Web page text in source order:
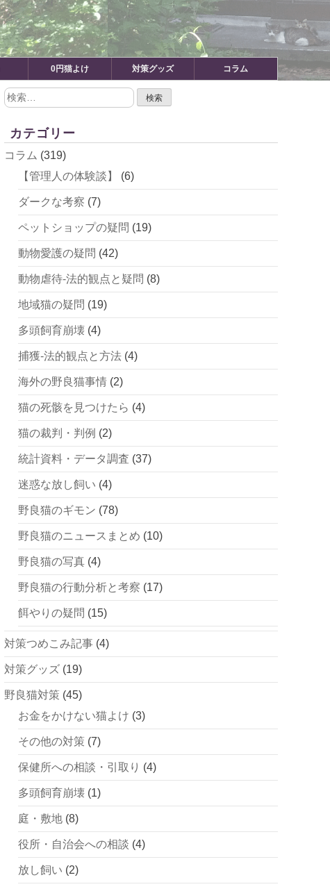
0円猫よけ 対策グッズ コラム
検
索:
カテゴリー
コラム (319)
【管理人の体験談】
(6)
ダークな考察 (7)
ペットショップの疑問 (19)
動物愛護の疑問 (42)
動物虐待-法的観点と疑問 (8)
地域猫の疑問 (19)
多頭飼育崩壊(4)
捕獲-法的観点と方法(4)
海外の野良猫事情(2)
猫の死骸を見つけたら (4)
猫の裁判・判例 (2)
統計資料・データ調査 (37)
迷惑な放し飼い (4)
野良猫のギモン (78)
野良猫のニュースまとめ (10)
野良猫の写真(4)
野良猫の行動分析と考察 (17)
餌やりの疑問 (15)
対策つめこみ記事(4)
対策グッズ(19)
野良猫対策(45)
お金をかけない猫よけ (3)
その他の対策(7)
保健所への相談・引取り (4)
多頭飼育崩壊(1)
庭・敷地(8)
役所・自治会への相談 (4)
放し飼い (2)